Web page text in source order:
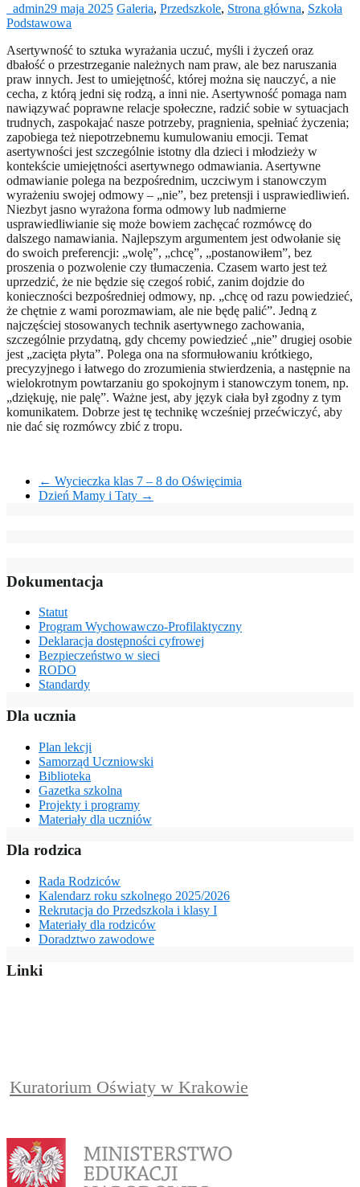
_admin29 maja 2025 Galeria, Przedszkole, Strona główna, Szkoła
Podstawowa
Asertywność to sztuka wyrażania uczuć, myśli i życzeń oraz
dbałość o przestrzeganie należnych nam praw, ale bez naruszania
praw innych. Jest to umiejętność, której można się nauczyć, a nie
cecha, z którą jedni się rodzą, a inni nie. Asertywność pomaga nam
nawiązywać poprawne relacje społeczne, radzić sobie w sytuacjach
trudnych, zaspokajać nasze potrzeby, pragnienia, spełniać życzenia;
zapobiega też niepotrzebnemu kumulowaniu emocji. Temat
asertywności jest szczególnie istotny dla dzieci i młodzieży w
kontekście umiejętności asertywnego odmawiania. Asertywne
odmawianie polega na bezpośrednim, uczciwym i stanowczym
wyrażeniu swojej odmowy – „nie”, bez pretensji i usprawiedliwień.
Niezbyt jasno wyrażona forma odmowy lub nadmierne
usprawiedliwianie się może bowiem zachęcać rozmówcę do
dalszego namawiania. Najlepszym argumentem jest odwołanie się
do swoich preferencji: „wolę”, „chcę”, „postanowiłem”, bez
proszenia o pozwolenie czy tłumaczenia. Czasem warto jest też
uprzedzić, że nie będzie się czegoś robić, zanim dojdzie do
konieczności bezpośredniej odmowy, np. „chcę od razu powiedzieć,
że chętnie z wami porozmawiam, ale nie będę palić”. Jedną z
najczęściej stosowanych technik asertywnego zachowania,
szczególnie przydatną, gdy chcemy powiedzieć „nie” drugiej osobie
jest „zacięta płyta”. Polega ona na sformułowaniu krótkiego,
precyzyjnego i łatwego do zrozumienia stwierdzenia, a następnie na
wielokrotnym powtarzaniu go spokojnym i stanowczym tonem, np.
„dziękuję, nie palę”. Ważne jest, aby język ciała był zgodny z tym
komunikatem. Dobrze jest tę technikę wcześniej przećwiczyć, aby
nie dać się rozmówcy zbić z tropu.
← Wycieczka klas 7 – 8 do Oświęcimia
Dzień Mamy i Taty →
Dokumentacja
Statut
Program Wychowawczo-Profilaktyczny
Deklaracja dostępności cyfrowej
Bezpieczeństwo w sieci
RODO
Standardy
Dla ucznia
Plan lekcji
Samorząd Uczniowski
Biblioteka
Gazetka szkolna
Projekty i programy
Materiały dla uczniów
Dla rodzica
Rada Rodziców
Kalendarz roku szkolnego 2025/2026
Rekrutacja do Przedszkola i klasy I
Materiały dla rodziców
Doradztwo zawodowe
Linki
Kuratorium Oświaty w Krakowie